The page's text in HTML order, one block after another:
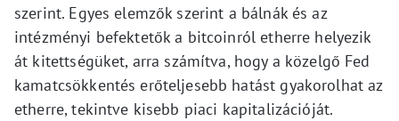
szerint. Egyes elemzők szerint a bálnák és az
intézményi befektetők a bitcoinról etherre helyezik
át kitettségüket, arra számítva, hogy a közelgő Fed
kamatcsökkentés erőteljesebb hatást gyakorolhat az
etherre, tekintve kisebb piaci kapitalizációját.